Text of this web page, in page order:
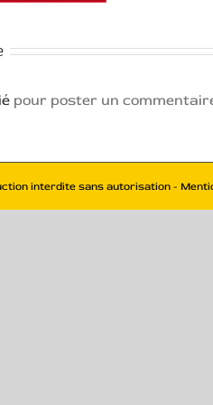
pour poster un
interdite sans autorisation -